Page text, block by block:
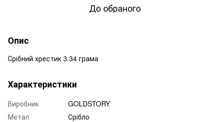
До обраного
Опис
Срібний хрестик 3.34 грама
Характеристики
Виробник
GOLDSTORY
Метал
Срібло